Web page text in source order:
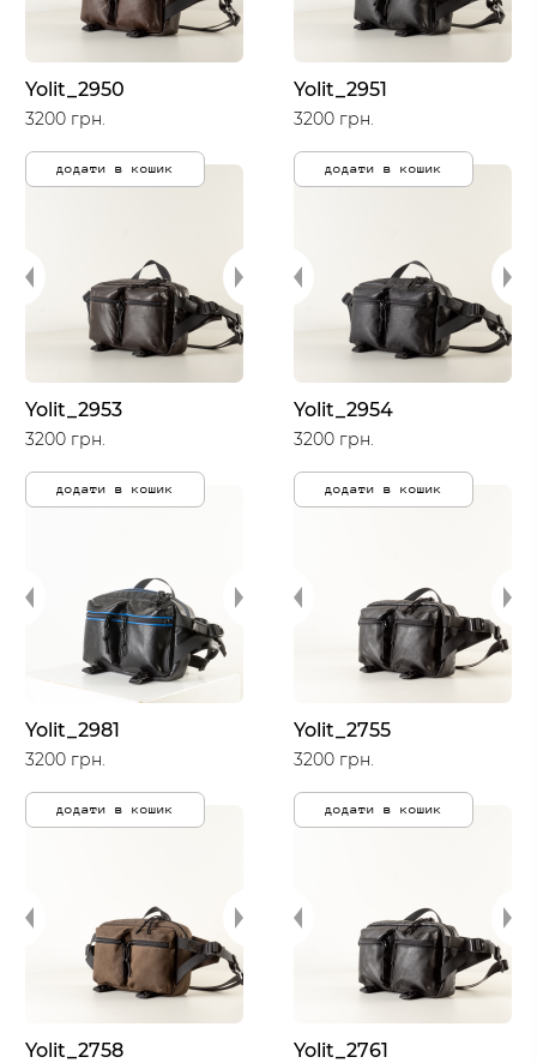
Yolit_2950
3200 грн.
додати в кошик
Yolit_2951
3200 грн.
додати в кошик
Yolit_2953
3200 грн.
додати в кошик
Yolit_2954
3200 грн.
додати в кошик
Yolit_2981
3200 грн.
додати в кошик
Yolit_2755
3200 грн.
додати в кошик
Yolit_2758 Yolit_2761